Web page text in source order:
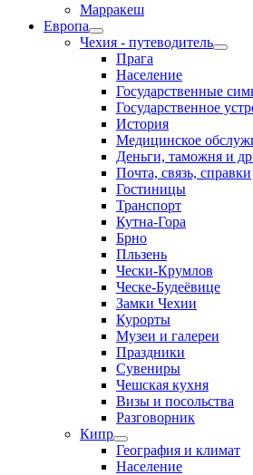
Марракеш
Европа
Чехия - путеводитель
Прага
Население
Государственные
Государственное
История
Медицинское
Деньги, таможня и
Почта, связь, справки
Гостиницы
Транспорт
Кутна-Гора
Брно
Пльзень
Чески-Крумлов
Ческе-Будеёвице
Замки Чехии
Курорты
Музеи и галереи
Праздники
Сувениры
Чешская кухня
Визы и посольства
Разговорник
Кипр
География и климат
Население